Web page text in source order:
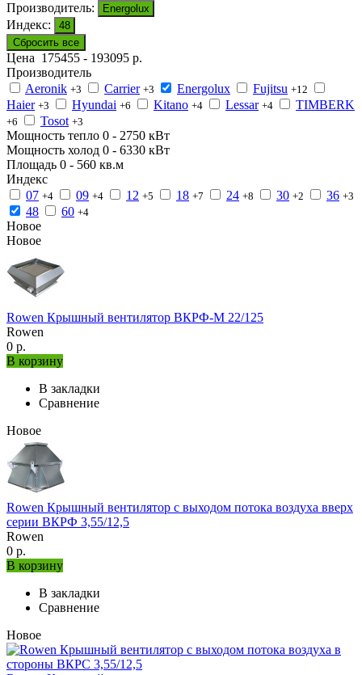
Производитель: Energolux
Индекс:
48
Сбросить все
Цена 175455 - 193095 р.
Производитель
Aeronik +3 Carrier +3 Energolux Fujitsu +12
Haier +3 Hyundai +6 Kitano +4 Lessar +4 TIMBERK
+6 Tosot +3
Мощность тепло 0 - 2750 кВт
Мощность холод 0 - 6330 кВт
Площадь 0 - 560 кв.м
Индекс
07 +4 09 +4 12 +5 18 +7 24 +8 30 +2 36 +3
48 60 +4
Новое
Новое
Rowen Крышный вентилятор ВКРФ-М 22/125
Rowen
0 р.
В корзину
В закладки
Сравнение
Новое
Rowen Крышный вентилятор с выходом потока воздуха вверх
серии ВКРФ 3,55/12,5
Rowen
0 р.
В корзину
В закладки
Сравнение
Новое